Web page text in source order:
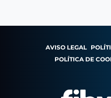
AVISO LEGAL
POLÍTICA DE